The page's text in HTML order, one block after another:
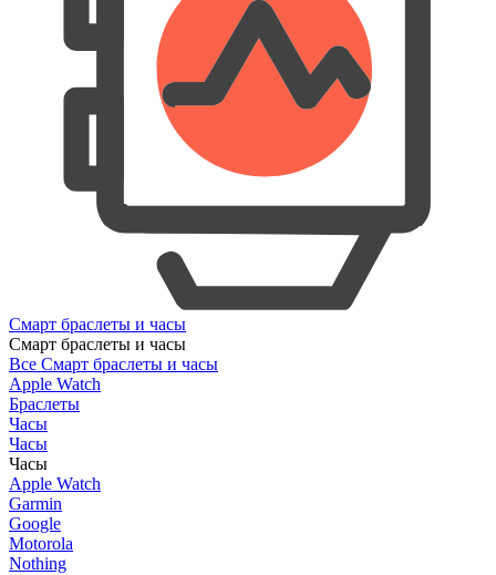
Смарт браслеты и часы
Смарт браслеты и часы
Все Смарт браслеты и часы
Apple Watch
Браслеты
Часы
Часы
Часы
Apple Watch
Garmin
Google
Motorola
Nothing